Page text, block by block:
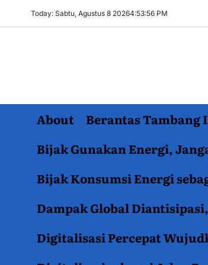
Today: Sabtu, Agustus 8 20264:53:57 PM
About
Berantas Tambang
Bijak Gunakan Energi,
Bijak Konsumsi Energi
Dampak Global
Digitalisasi Percepat